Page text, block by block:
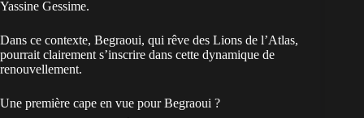
Yassine Gessime.
Dans ce contexte, Begraoui, qui rêve des Lions de l’Atlas,
pourrait clairement s’inscrire dans cette dynamique de
renouvellement.
Une première cape en vue pour Begraoui ?